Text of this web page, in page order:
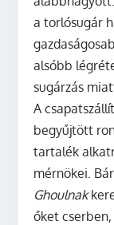
a torlósugár
alsóbb
sugárzás
A
begyűjtött
tartalék
mérnökei.
Ghoulnak
őket